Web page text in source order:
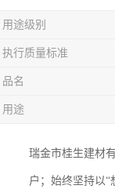
用途级别
执行质量标准
品名
用途
瑞金市桂生建材
户；始终坚持以“